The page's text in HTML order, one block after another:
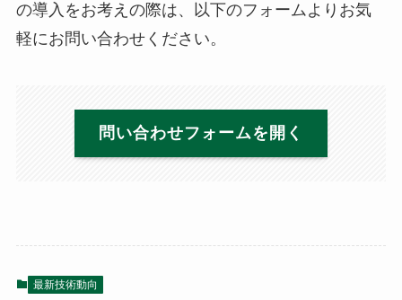
の導入をお考えの際は、以下のフォームよりお気
軽にお問い合わせください。
問い合わせフォームを開く
最新技術動向